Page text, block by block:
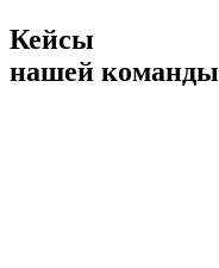
Кейсы
нашей команды